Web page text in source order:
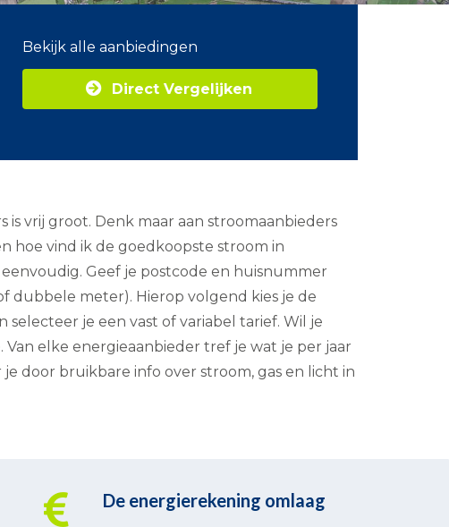
Bekijk alle aanbiedingen
Direct Vergelijken
vrij groot. Denk maar aan stroomaanbieders
hoe vind ik de goedkoopste stroom in
Geef je postcode en huisnummer
dubbele meter). Hierop volgend kies je de
selecteer je een vast of variabel tarief. Wil je
elke energieaanbieder tref je wat je per jaar
door bruikbare info over stroom, gas en licht in
De energierekening omlaag